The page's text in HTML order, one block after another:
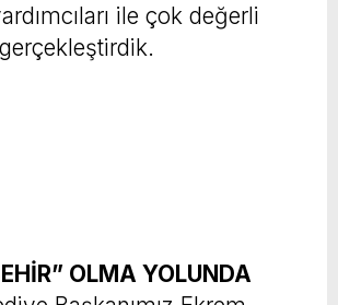
ile çok değerli
OLMA YOLUNDA